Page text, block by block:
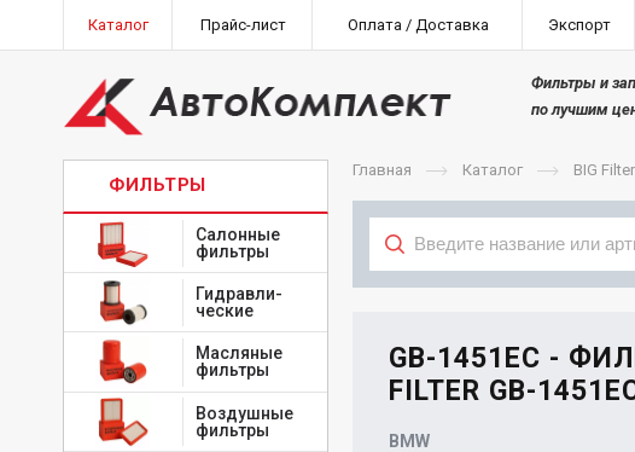
Каталог Прайс-лист Оплата / Доставка Экспорт
Фильтры и
по лучшим
ФИЛЬТРЫ
Салонные
фильтры
Гидравли-
ческие
Масляные
фильтры
Воздушные
фильтры
Главная Каталог BIG Filter
GB-1451EC -
FILTER GB-
BMW